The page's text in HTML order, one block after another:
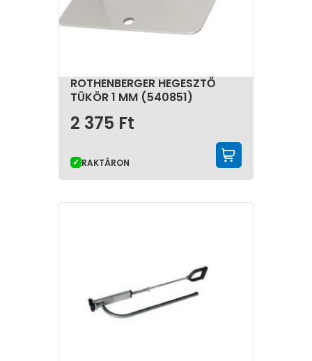
ROTHENBERGER HEGESZTŐ
TÜKÖR 1 MM (540851)
2 375 Ft
RAKTÁRON